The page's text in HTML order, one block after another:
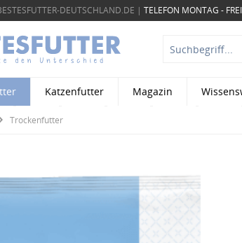
DEUTSCHLAND.DE | TELEFON MONTAG -
Katzenfutter Magazin
Trockenfutter